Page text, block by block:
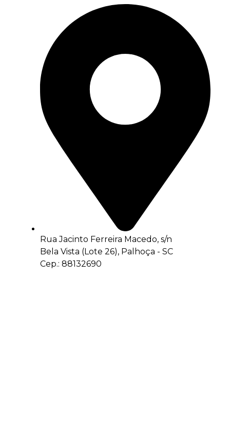
Rua Jacinto Ferreira Macedo, s/n
Bela Vista (Lote 26), Palhoça - SC
Cep.: 88132690